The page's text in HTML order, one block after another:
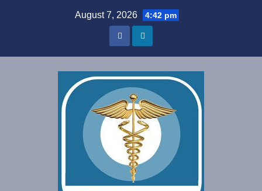
August 7, 2026 4:42 pm